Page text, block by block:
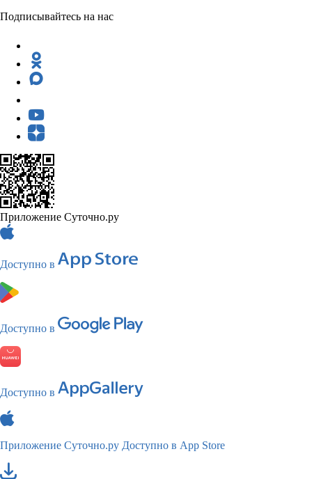
Подписывайтесь на нас
Приложение Суточно.ру
Доступно в
Доступно в
Доступно в
Приложение Суточно.ру Доступно в App Store